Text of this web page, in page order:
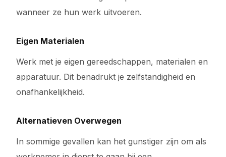
wanneer ze hun werk uitvoeren.
Eigen Materialen
Werk met je eigen gereedschappen, materialen en
apparatuur. Dit benadrukt je zelfstandigheid en
onafhankelijkheid.
Alternatieven Overwegen
In sommige gevallen kan het gunstiger zijn om als